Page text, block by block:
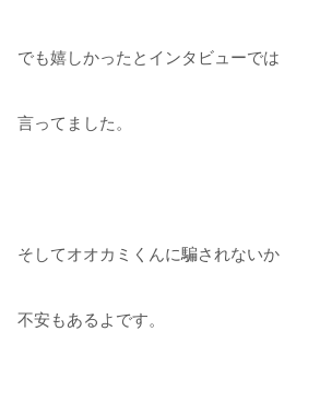
でも嬉しかったとインタビューでは
言ってました。
そしてオオカミくんに騙されないか
不安もあるよです。